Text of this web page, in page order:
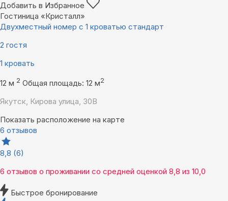
Добавить в Избранное
Гостиница «Кристалл»
Двухместный номер с 1 кроватью стандарт
2 гостя
1 кровать
12 м 2 Общая площадь: 12 м2
Якутск, Кирова улица, 30В
Показать расположение на карте
6 отзывов
8,8 (6)
6 отзывов о проживании со средней оценкой 8,8 из 10,0
Быстрое бронирование